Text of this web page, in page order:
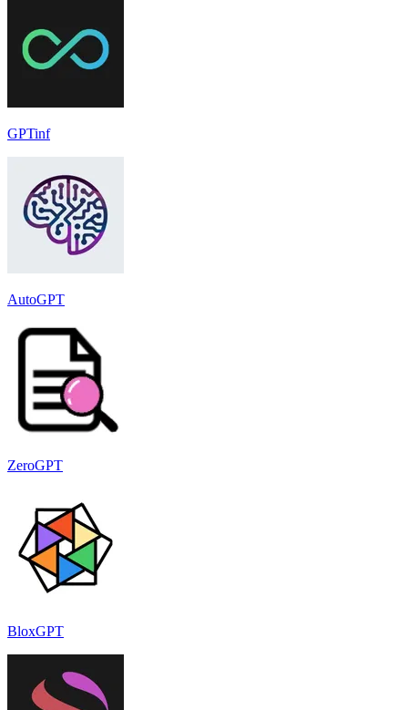
GPTinf
AutoGPT
ZeroGPT
BloxGPT